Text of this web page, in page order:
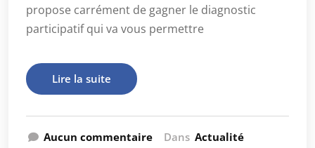
propose carrément de gagner le diagnostic
participatif qui va vous permettre
Lire la suite
Aucun commentaire Dans Actualité